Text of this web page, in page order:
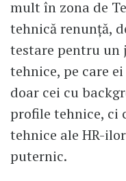
mult în zona de
tehnică renunță,
testare pentru un
tehnice, pe care
doar cei cu
profile tehnice, ci
tehnice ale HR-
puternic.